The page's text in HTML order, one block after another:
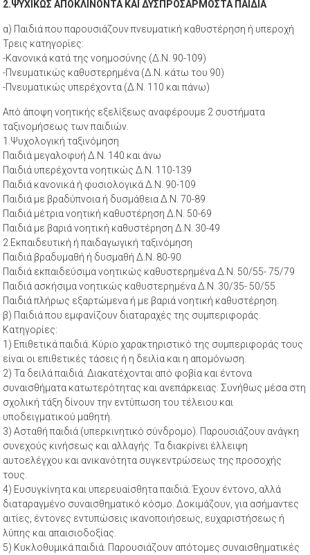
2.ΨΥΧΙΚΩΣ ΑΠΟΚΛΙΝΟΝΤΑ ΚΑΙ ΔΥΣΠΡΟΣΑΡΜΟΣΤΑ ΠΑΙΔΙΑ
α) Παιδιά που παρουσιάζουν πνευματική καθυστέρηση ή υπεροχή
Τρεις κατηγορίες:
-Κανονικά κατά της νοημοσύνης (Δ.Ν. 90-109)
-Πνευματικώς καθυστερημένα (Δ.Ν. κάτω του 90)
-Πνευματικώς υπερέχοντα (Δ.Ν. 110 και πάνω)
Από άποψη νοητικής εξελίξεως αναφέρουμε 2 συστήματα
ταξινομήσεως των παιδιών.
1.Ψυχολογική ταξινόμηση
Παιδιά μεγαλοφυή Δ.Ν. 140 και άνω
Παιδιά υπερέχοντα νοητικώς Δ.Ν. 110-139
Παιδιά κανονικά ή φυσιολογικά Δ.Ν. 90-109
Παιδιά με βραδύπνοια ή δυσμάθεια Δ.Ν. 70-89
Παιδιά μέτρια νοητική καθυστέρηση Δ.Ν. 50-69
Παιδιά με βαριά νοητική καθυστέρηση Δ.Ν. 30-49
2.Εκπαιδευτική ή παιδαγωγική ταξινόμηση
Παιδιά βραδυμαθή ή δυσμαθή Δ.Ν. 80-90
Παιδιά εκπαιδεύσιμα νοητικώς καθυστερημένα Δ.Ν. 50/55- 75/79
Παιδιά ασκήσιμα νοητικώς καθυστερημένα Δ.Ν. 30/35- 50/55
Παιδιά πλήρως εξαρτώμενα ή με βαριά νοητική καθυστέρηση.
β) Παιδιά που εμφανίζουν διαταραχές της συμπεριφοράς.
Κατηγορίες:
1) Επιθετικά παιδιά. Κύριο χαρακτηριστικό της συμπεριφοράς τους
είναι οι επιθετικές τάσεις ή η δειλία και η απομόνωση.
2) Τα δειλά παιδιά. Διακατέχονται από φοβία και έντονα
συναισθήματα κατωτερότητας και ανεπάρκειας. Συνήθως μέσα στη
σχολική τάξη δίνουν την εντύπωση του τέλειου και
υποδειγματικού μαθητή.
3) Ασταθή παιδιά (υπερκινητικό σύνδρομο). Παρουσιάζουν ανάγκη
συνεχούς κινήσεως και αλλαγής. Τα διακρίνει έλλειψη
αυτοελέγχου και ανικανότητα συγκεντρώσεως της προσοχής
τους.
4) Ευσυγκίνητα και υπερευαίσθητα παιδιά. Έχουν έντονο, αλλά
διαταραγμένο συναισθηματικό κόσμο. Δοκιμάζουν, για ασήμαντες
αιτίες, έντονες εντυπώσεις ικανοποιήσεως, ευχαριστήσεως ή
λύπης και απαισιοδοξίας.
5) Κυκλοθυμικά παιδιά. Παρουσιάζουν απότομες συναισθηματικές